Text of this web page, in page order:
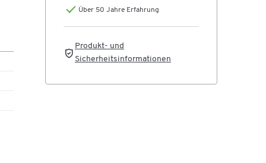
Über 50 Jahre Erfahrung
Produkt- und
Sicherheitsinformationen